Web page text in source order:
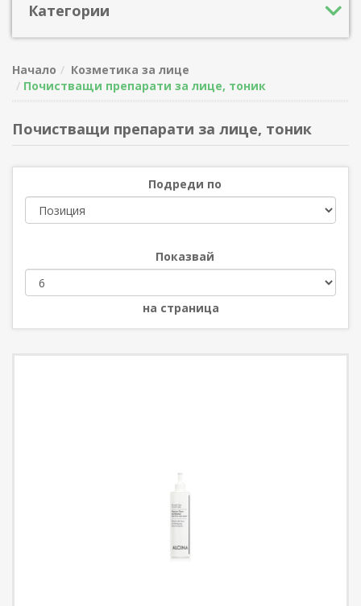
Категории
Начало
Козметика за лице
Почистващи препарати за лице, тоник
Почистващи препарати за лице, тоник
Подреди по
Показвай
на страница